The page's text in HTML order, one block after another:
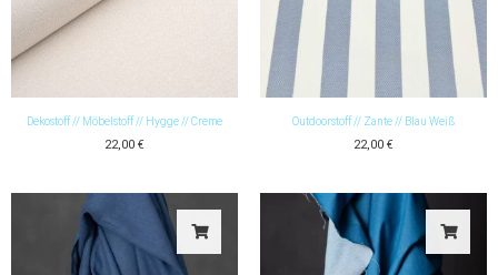
Dekostoff // Möbelstoff // Hygge // Creme
22,00 €
Outdoorstoff // Zante // Blau Weiß
22,00 €